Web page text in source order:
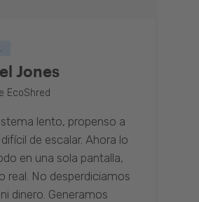
Jones
EcoShred
lento, propenso a
de escalar. Ahora lo
en una sola pantalla,
real. No desperdiciamos
dinero. Generamos